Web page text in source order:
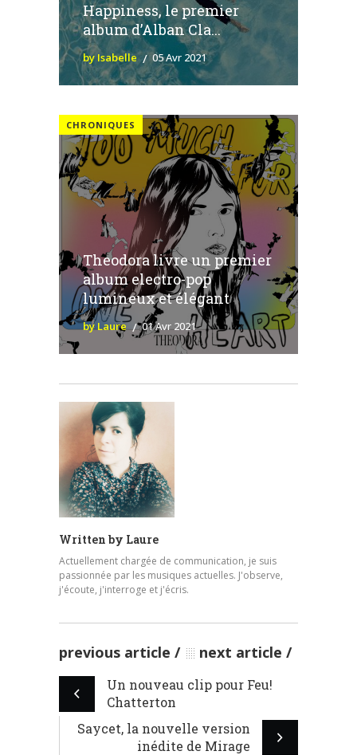
Happiness, le premier
album d’Alban Cla...
by Isabelle 05 Avr 2021
CHRONIQUES
Theodora livre un premier
album electro-pop
lumineux et élégant
by Laure 01 Avr 2021
Written by Laure
Actuellement chargée de communication, je suis
passionnée par les musiques actuelles. J'observe,
j'écoute, j'interroge et j'écris.
previous article next article
Un nouveau clip pour Feu!
Chatterton
Saycet, la nouvelle version
inédite de Mirage